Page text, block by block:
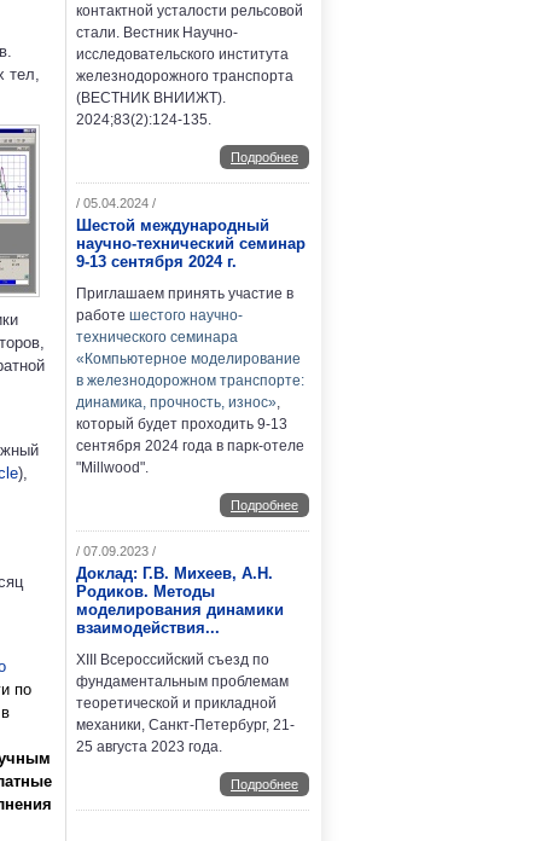
тел,
),
по
контактной усталости рельсовой
стали. Вестник Научно-
исследовательского института
железнодорожного транспорта
(ВЕСТНИК ВНИИЖТ).
2024;83(2):124-135.
Подробнее
/ 05.04.2024 /
Шестой международный
научно-технический семинар
9-13 сентября 2024 г.
Приглашаем принять участие в
работе шестого научно-
технического семинара
«Компьютерное моделирование
в железнодорожном транспорте:
динамика, прочность, износ»,
который будет проходить 9-13
сентября 2024 года в парк-отеле
"Millwood".
Подробнее
/ 07.09.2023 /
Доклад: Г.В. Михеев, А.Н.
Родиков. Методы
моделирования динамики
взаимодействия...
XIII Всероссийский съезд по
фундаментальным проблемам
теоретической и прикладной
механики, Санкт-Петербург, 21-
25 августа 2023 года.
Подробнее